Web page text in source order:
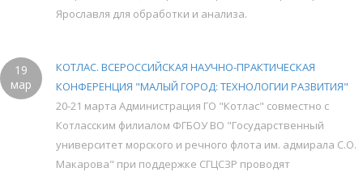
Ярославля для обработки и анализа.
19
мар
КОТЛАС. ВСЕРОССИЙСКАЯ НАУЧНО-ПРАКТИЧЕСКАЯ
КОНФЕРЕНЦИЯ "МАЛЫЙ ГОРОД: ТЕХНОЛОГИИ РАЗВИТИЯ"
20-21 марта Администрация ГО "Котлас" совместно с
Котласским филиалом ФГБОУ ВО "Государственный
университет морского и речного флота им. адмирала С.О.
Макарова" при поддержке СГЦСЗР проводят